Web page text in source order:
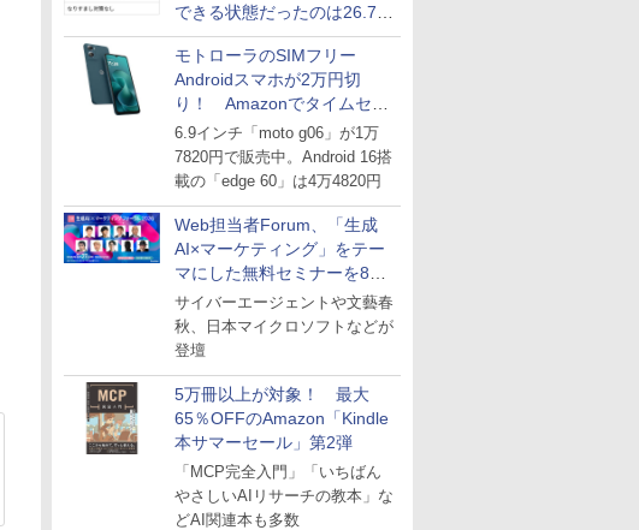
できる状態だったのは26.7％
にとどまる～GMOブランド
セキュリティ調査
モトローラのSIMフリー
Androidスマホが2万円切
り！ Amazonでタイムセー
ル
6.9インチ「moto g06」が1万
7820円で販売中。Android 16搭
載の「edge 60」は4万4820円
Web担当者Forum、「生成
AI×マーケティング」をテー
マにした無料セミナーを8月
27日にオンライン開催
サイバーエージェントや文藝春
秋、日本マイクロソフトなどが
登壇
5万冊以上が対象！ 最大
65％OFFのAmazon「Kindle
本サマーセール」第2弾
「MCP完全入門」「いちばん
やさしいAIリサーチの教本」な
どAI関連本も多数